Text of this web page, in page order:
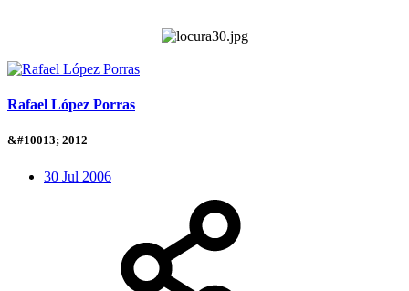
Rafael López Porras
&#10013; 2012
30 Jul 2006